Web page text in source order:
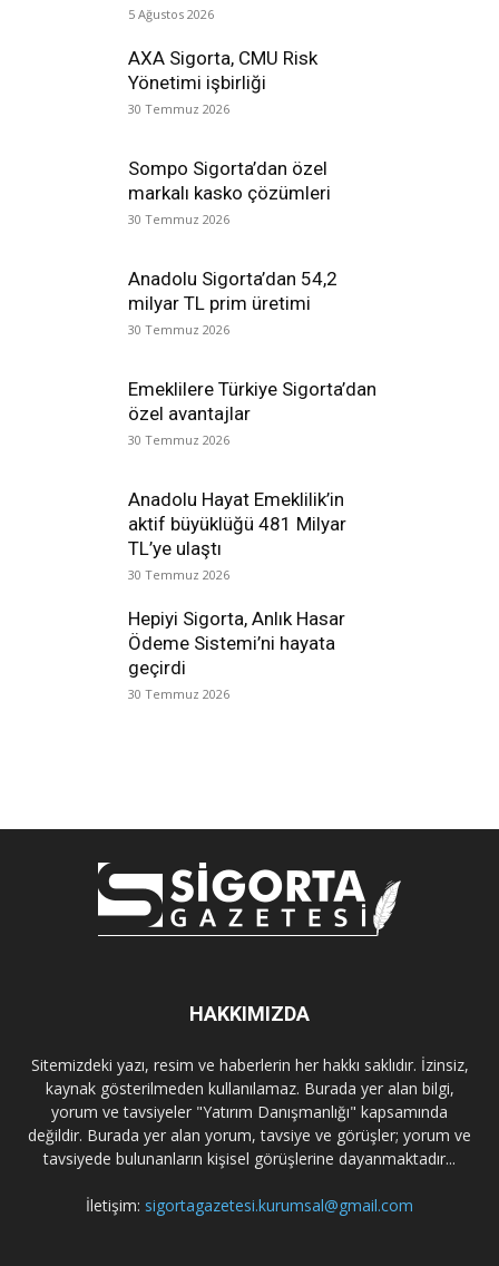
5 Ağustos 2026
AXA Sigorta, CMU Risk
Yönetimi işbirliği
30 Temmuz 2026
Sompo Sigorta’dan özel
markalı kasko çözümleri
30 Temmuz 2026
Anadolu Sigorta’dan 54,2
milyar TL prim üretimi
30 Temmuz 2026
Emeklilere Türkiye Sigorta’dan
özel avantajlar
30 Temmuz 2026
Anadolu Hayat Emeklilik’in
aktif büyüklüğü 481 Milyar
TL’ye ulaştı
30 Temmuz 2026
Hepiyi Sigorta, Anlık Hasar
Ödeme Sistemi’ni hayata
geçirdi
30 Temmuz 2026
HAKKIMIZDA
Sitemizdeki yazı, resim ve haberlerin her hakkı saklıdır. İzinsiz,
kaynak gösterilmeden kullanılamaz. Burada yer alan bilgi,
yorum ve tavsiyeler "Yatırım Danışmanlığı" kapsamında
değildir. Burada yer alan yorum, tavsiye ve görüşler; yorum ve
tavsiyede bulunanların kişisel görüşlerine dayanmaktadır...
İletişim: sigortagazetesi.kurumsal@gmail.com